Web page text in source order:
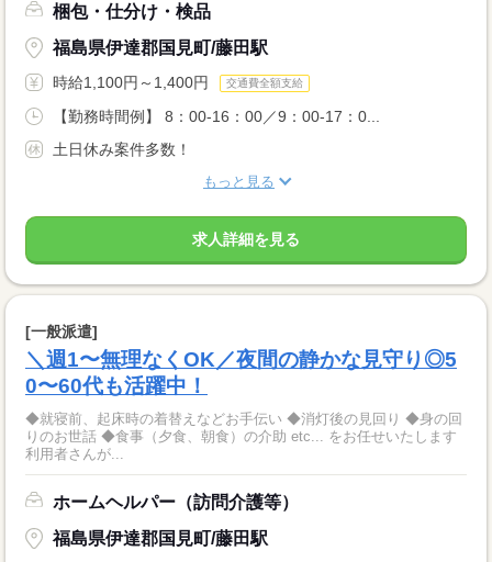
梱包・仕分け・検品
福島県伊達郡国見町/藤田駅
時給1,100円～1,400円 交通費全額支給
【勤務時間例】 8：00-16：00／9：00-17：0...
土日休み案件多数！
もっと見る
求人詳細を見る
[一般派遣]
＼週1〜無理なくOK／夜間の静かな見守り◎5
0〜60代も活躍中！
◆就寝前、起床時の着替えなどお手伝い ◆消灯後の見回り ◆身の回
りのお世話 ◆食事（夕食、朝食）の介助 etc... をお任せいたします
利用者さんが...
ホームヘルパー（訪問介護等）
福島県伊達郡国見町/藤田駅